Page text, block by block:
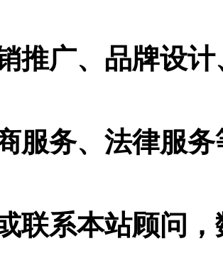
推广、品牌设
服务、法律服
联系本站顾问